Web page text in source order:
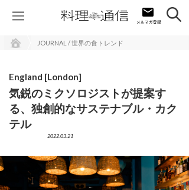
JOURNAL / 世界の食トレンド
England [London]
気鋭のミクソロジストが提案す
る、独創的なサステナブル・カク
テル
2022.03.21